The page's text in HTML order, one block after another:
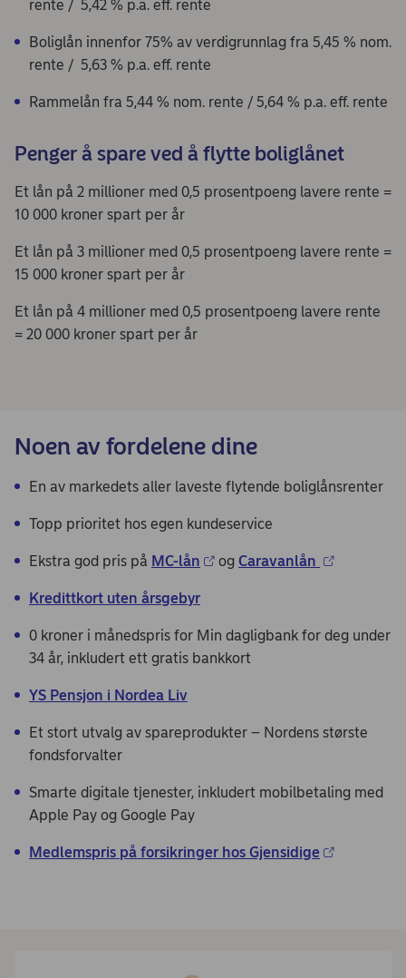
rente / 5,42 % p.a. eff. rente
Boliglån innenfor 75% av verdigrunnlag fra 5,45 % nom.
rente / 5,63 % p.a. eff. rente
Rammelån fra 5,44 % nom. rente / 5,64 % p.a. eff. rente
Penger å spare ved å flytte boliglånet
Et lån på 2 millioner med 0,5 prosentpoeng lavere rente =
10 000 kroner spart per år
Et lån på 3 millioner med 0,5 prosentpoeng lavere rente =
15 000 kroner spart per år
Et lån på 4 millioner med 0,5 prosentpoeng lavere rente
= 20 000 kroner spart per år
Noen av fordelene dine
En av markedets aller laveste flytende boliglånsrenter
Topp prioritet hos egen kundeservice
Ekstra god pris på MC-lån og Caravanlån
Kredittkort uten årsgebyr
0 kroner i månedspris for Min dagligbank for deg under
34 år, inkludert ett gratis bankkort
YS Pensjon i Nordea Liv
Et stort utvalg av spareprodukter – Nordens største
fondsforvalter​
Smarte digitale tjenester, inkludert mobilbetaling med
Apple Pay og Google Pay
Medlemspris på forsikringer hos Gjensidige